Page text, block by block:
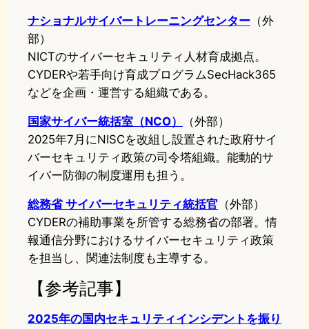
ナショナルサイバートレーニングセンター （外
部）
NICTのサイバーセキュリティ人材育成拠点。
CYDERや若手向け育成プログラムSecHack365
などを企画・運営する組織である。
国家サイバー統括室（NCO）
（外部）
2025年7月にNISCを改組し設置された政府サイ
バーセキュリティ政策の司令塔組織。能動的サ
イバー防御の制度運用も担う。
総務省 サイバーセキュリティ統括官 （外部）
CYDERの補助事業を所管する総務省の部署。情
報通信分野におけるサイバーセキュリティ政策
を担当し、関連法制度も主導する。
【参考記事】
2025年の国内セキュリティインシデントを振り